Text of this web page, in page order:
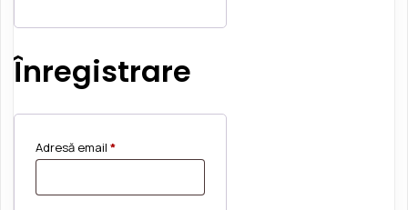
Înregistrare
Adresă email *Obligatoriu